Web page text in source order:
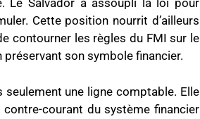
Le Salvador a assoupli la loi pour
Cette position nourrit d’ailleurs
contourner les règles du FMI sur le
son symbole financier.
seulement une ligne comptable. Elle
courant du système financier